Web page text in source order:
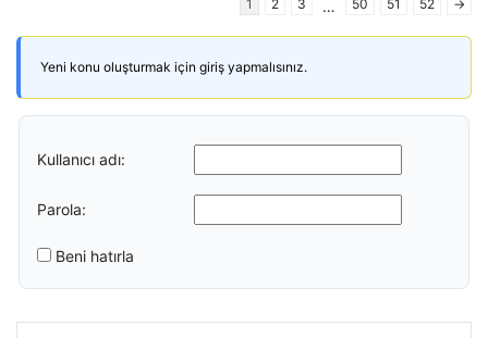
1 2 3 … 50 51 52 →
Yeni konu oluşturmak için giriş yapmalısınız.
Kullanıcı adı:
Parola:
Beni hatırla